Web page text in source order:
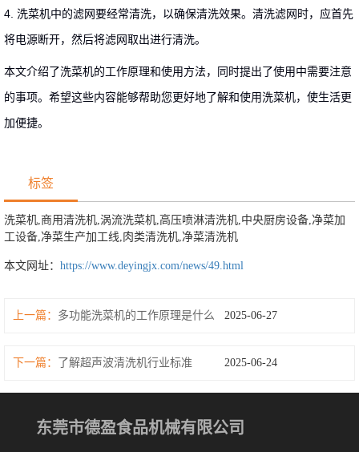
4. 洗菜机中的滤网要经常清洗，以确保清洗效果。清洗滤网时，应首先
将电源断开，然后将滤网取出进行清洗。
本文介绍了洗菜机的工作原理和使用方法，同时提出了使用中需要注意
的事项。希望这些内容能够帮助您更好地了解和使用洗菜机，使生活更
加便捷。
标签
洗菜机,商用清洗机,涡流洗菜机,高压喷淋清洗机,中央厨房设备,净菜加
工设备,净菜生产加工线,肉类清洗机,净菜清洗机
本文网址： https://www.deyingjx.com/news/49.html
上一篇： 多功能洗菜机的工作原理是什么 2025-06-27
下一篇： 了解超声波清洗机行业标准 2025-06-24
东莞市德盈食品机械有限公司